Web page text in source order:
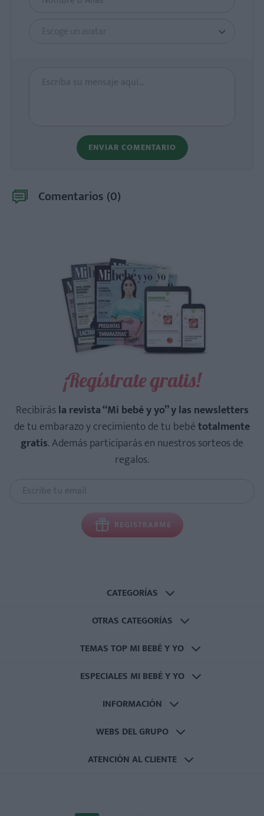
Escoge un avatar
ENVIAR COMENTARIO
Comentarios (0)
¡Regístrate gratis!
Recibirásla revista “Mi bebé y yo” y las newsletters
de tu embarazo y crecimiento de tu bebétotalmente
gratis. Además participarás en nuestros sorteos de
regalos.
REGISTRARME
CATEGORÍAS
OTRAS CATEGORÍAS
TEMAS TOP MI BEBÉ Y YO
ESPECIALES MI BEBÉ Y YO
INFORMACIÓN
WEBS DEL GRUPO
ATENCIÓN AL CLIENTE